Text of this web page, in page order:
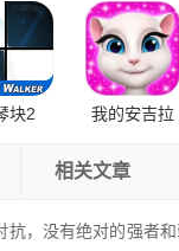
块2 我的安吉拉
相关文章
，没有绝对的强者